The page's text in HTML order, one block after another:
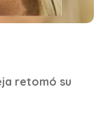
retomó su